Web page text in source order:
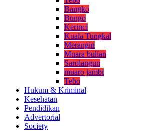
Bangko
Bungo
Kerinci
Kuala Tungkal
Merangin
Muara bulian
Sarolangun
muaro jambi
Tebo
Hukum & Kriminal
Kesehatan
Pendidikan
Advertorial
Society